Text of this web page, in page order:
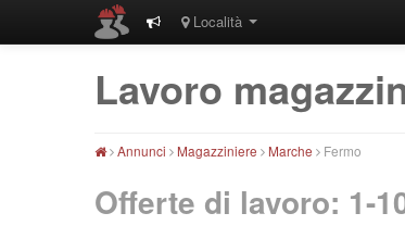
Località
Lavoro
Annunci Magazziniere Marche Fermo
Offerte di lavoro: 1-